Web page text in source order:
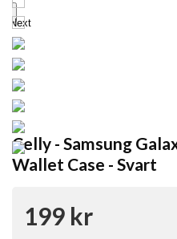
Next
Celly - Samsung
Wallet Case - Svart
199 kr